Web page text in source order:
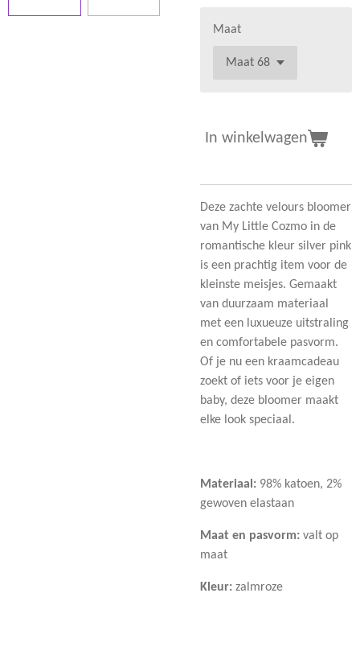
Maat
In winkelwagen
Deze zachte velours bloomer
van My Little Cozmo in de
romantische kleur silver pink
is een prachtig item voor de
kleinste meisjes. Gemaakt
van duurzaam materiaal
met een luxueuze uitstraling
en comfortabele pasvorm.
Of je nu een kraamcadeau
zoekt of iets voor je eigen
baby, deze bloomer maakt
elke look speciaal.
Materiaal: 98% katoen, 2%
gewoven elastaan
Maat en pasvorm: valt op
maat
Kleur: zalmroze